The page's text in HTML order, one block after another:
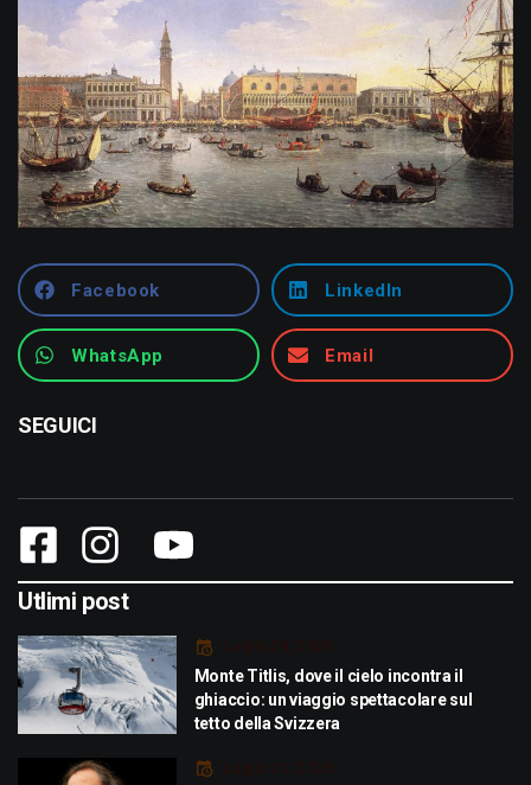
Facebook LinkedIn
WhatsApp Email
SEGUICI
Utlimi post
Luglio 29, 2026
Monte Titlis, dove il cielo incontra il
ghiaccio: un viaggio spettacolare sul
tetto della Svizzera
Luglio 21, 2026